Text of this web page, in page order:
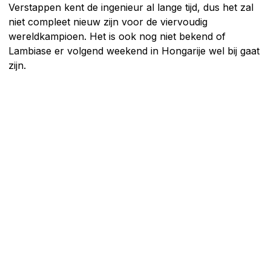
Verstappen kent de ingenieur al lange tijd, dus het zal
niet compleet nieuw zijn voor de viervoudig
wereldkampioen. Het is ook nog niet bekend of
Lambiase er volgend weekend in Hongarije wel bij gaat
zijn.